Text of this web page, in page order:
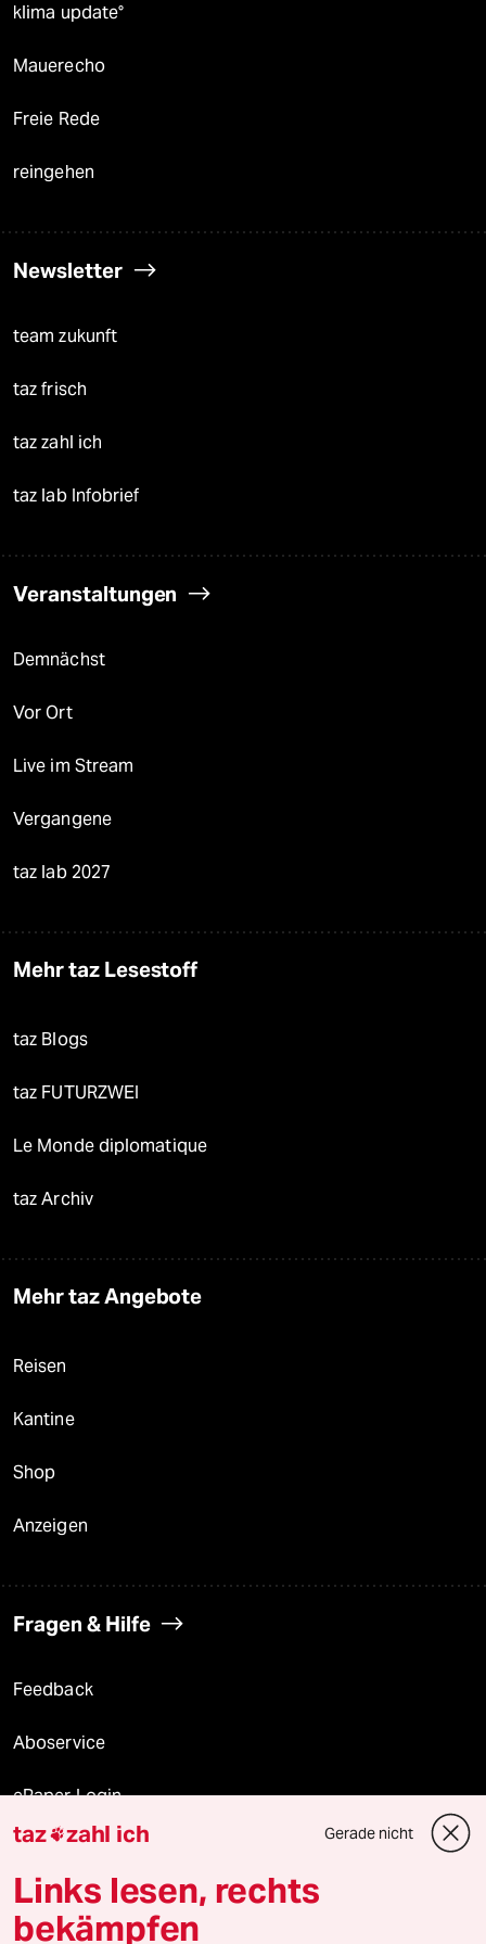
klima update°
Mauerecho
Freie Rede
reingehen
Newsletter
team zukunft
taz frisch
taz zahl ich
taz lab Infobrief
Veranstaltungen
Demnächst
Vor Ort
Live im Stream
Vergangene
taz lab 2027
Mehr taz Lesestoff
taz Blogs
taz FUTURZWEI
Le Monde diplomatique
taz Archiv
Mehr taz Angebote
Reisen
Kantine
Shop
Anzeigen
Fragen & Hilfe
Feedback
Aboservice
ePaper Login
Downloads für Abonnierende
taz zahl ich Gerade nicht
Links lesen, rechts
bekämpfen